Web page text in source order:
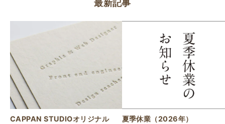
最新記事
CAPPAN STUDIOオリジナル
夏季休業（2026年）